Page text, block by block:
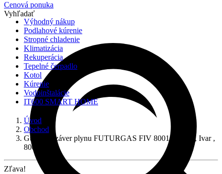
Cenová ponuka
Vyhľadať
Výhodný nákup
Podlahové kúrenie
Stropné chladenie
Klimatizácia
Rekuperácia
Tepelné čerpadlo
Kotol
Kúrenie
Vodoinštalácie
IT600 SMART HOME
Úvod
Obchod
Guľový uzáver plynu FUTURGAS FIV 80014 P 6/4″, Ivar ,
80014112
Zľava!